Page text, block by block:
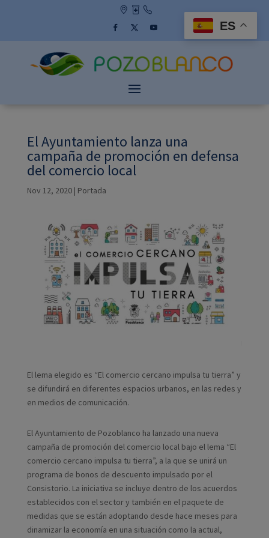
El Ayuntamiento lanza una
campaña de promoción en defensa
del comercio local
Nov 12, 2020| Portada
El lema elegido es “El comercio cercano impulsa tu tierra” y
se difundirá en diferentes espacios urbanos, en las redes y
en medios de comunicación.
El Ayuntamiento de Pozoblanco ha lanzado una nueva
campaña de promoción del comercio local bajo el lema “El
comercio cercano impulsa tu tierra”, a la que se unirá un
programa de bonos de descuento impulsado por el
Consistorio. La iniciativa se incluye dentro de los acuerdos
establecidos con el sector y también en el paquete de
medidas que se están adoptando desde hace meses para
dinamizar la economía en una situación como la actual,
ES